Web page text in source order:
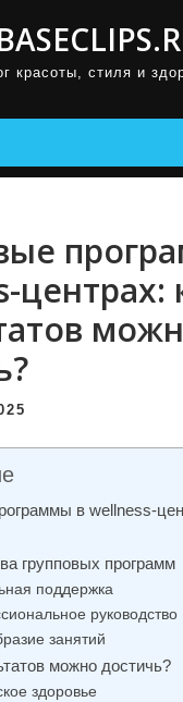
красоты, стиля и
центрах:
в wellness-
групповых программ
поддержка
руководство
занятий
можно достичь?
здоровье